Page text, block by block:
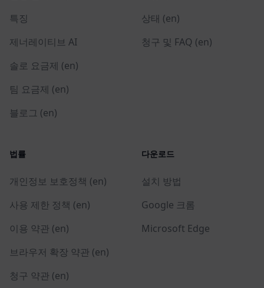
특징
제너레이티브 AI
솔로 요금제 (en)
팀 요금제 (en)
블로그 (en)
상태 (en)
청구 및 FAQ (en)
법률
개인정보 보호정책 (en)
사용 제한 정책 (en)
이용 약관 (en)
브라우저 확장 약관 (en)
청구 약관 (en)
다운로드
설치 방법
Google 크롬
Microsoft Edge